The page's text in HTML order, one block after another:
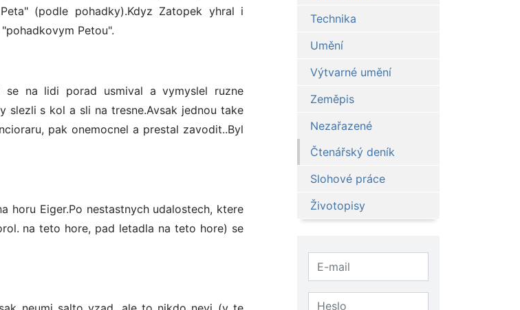
(podle pohadky).Kdyz Zatopek yhral i
Petou".
na lidi porad usmival a vymyslel ruzne
slezli s kol a sli na tresne.Avsak jednou take
pak onemocnel a prestal zavodit..Byl
horu Eiger.Po nestastnych udalostech, ktere
na teto hore, pad letadla na teto hore) se
Technika
Umění
Výtvarné umění
Zeměpis
Nezařazené
Čtenářský deník
Slohové práce
Životopisy